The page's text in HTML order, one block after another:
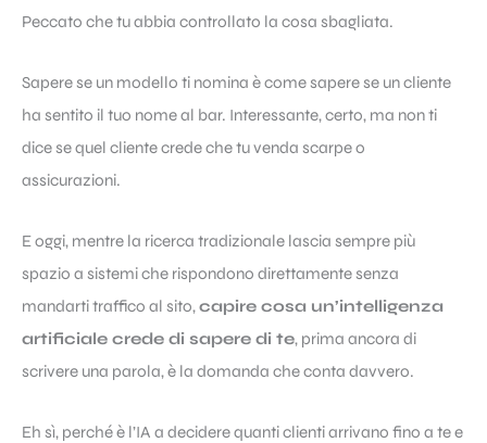
Peccato che tu abbia controllato la cosa sbagliata.
Sapere se un modello ti nomina è come sapere se un cliente
ha sentito il tuo nome al bar. Interessante, certo, ma non ti
dice se quel cliente crede che tu venda scarpe o
assicurazioni.
E oggi, mentre la ricerca tradizionale lascia sempre più
spazio a sistemi che rispondono direttamente senza
mandarti traffico al sito,capire cosa un’intelligenza
artificiale crede di sapere di te, prima ancora di
scrivere una parola, è la domanda che conta davvero.
Eh sì, perché è l’IA a decidere quanti clienti arrivano fino a te e